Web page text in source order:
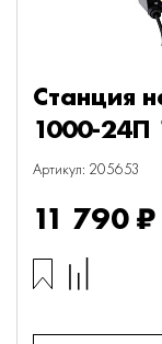
Станция
1000-
Артикул: 205653
11 790 ₽